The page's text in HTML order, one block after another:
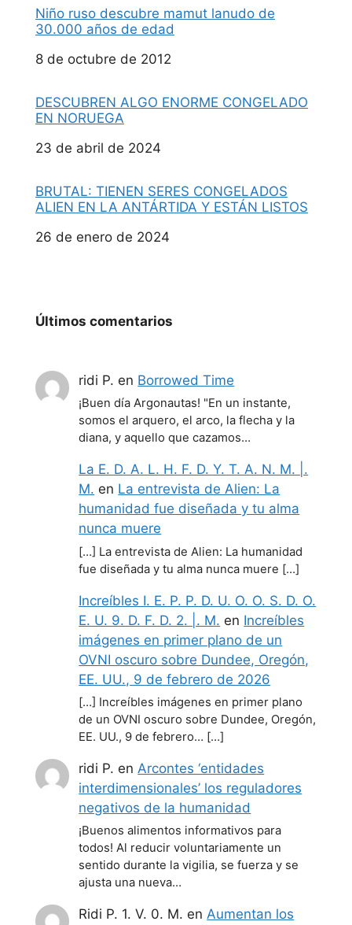
Niño ruso descubre mamut lanudo de
30.000 años de edad
Fecha
8 de octubre de 2012
DESCUBREN ALGO ENORME CONGELADO
EN NORUEGA
Fecha
23 de abril de 2024
BRUTAL: TIENEN SERES CONGELADOS
ALIEN EN LA ANTÁRTIDA Y ESTÁN LISTOS
Fecha
26 de enero de 2024
Últimos comentarios
ridi P. en Borrowed Time
¡Buen día Argonautas! "En un instante,
somos el arquero, el arco, la flecha y la
diana, y aquello que cazamos…
La E. D. A. L. H. F. D. Y. T. A. N. M. |.
M. en La entrevista de Alien: La
humanidad fue diseñada y tu alma
nunca muere
[…] La entrevista de Alien: La humanidad
fue diseñada y tu alma nunca muere […]
Increíbles I. E. P. P. D. U. O. O. S. D. O.
E. U. 9. D. F. D. 2. |. M. en Increíbles
imágenes en primer plano de un
OVNI oscuro sobre Dundee, Oregón,
EE. UU., 9 de febrero de 2026
[…] Increíbles imágenes en primer plano
de un OVNI oscuro sobre Dundee, Oregón,
EE. UU., 9 de febrero… […]
ridi P. enArcontes ‘entidades
interdimensionales’ los reguladores
negativos de la humanidad
¡Buenos alimentos informativos para
todos! Al reducir voluntariamente un
sentido durante la vigilia, se fuerza y se
ajusta una nueva…
Ridi P. 1. V. 0. M. enAumentan los